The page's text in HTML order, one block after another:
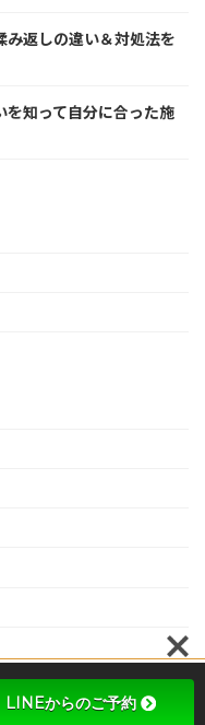
み返しの違い＆対処法を
を知って自分に合った施
リンピア鍼灸整骨院 All Rights
LINEからのご予約